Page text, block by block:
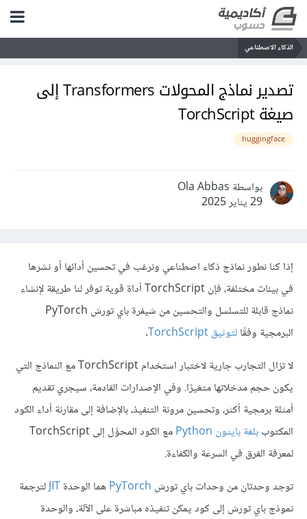
الذكاء الاصطناعي
تصدير نماذج المحولات Transformers إلى
صيغة TorchScript
huggingface
بواسطة Ola Abbas
29 يناير 2025
إذا كنا نطور نماذج ذكاء اصطناعي ونرغب في تحسين أدائها أو نشرها
في بيئات مختلفة، فإن TorchScript أداة قوية توفر لنا طريقة لإنشاء
نماذج قابلة للتسلسل والتحسين من شيفرة باي تورش PyTorch
البرمجية وفقًالتوثيق TorchScript
.
لا تزال التجارب جارية لاختبار استخدام TorchScript مع النماذج التي
يكون حجم مدخلاتها متغيرًا. وفي الإصدارات القادمة، سيجري تقديم
أمثلة برمجية أكثر، وتحسين مرونة التنفيذ، بالإضافة إلى مقارنة أداء الكود
المكتوببلغة بايثون Python
مع الكود المحوَّل إلى TorchScript
لمعرفة الفرق في السرعة والكفاءة.
توجد وحدتان من وحدات باي تورش PyTorchهما الوحدةJITلترجمة
نموذج باي تورش إلى كود يمكن تنفيذه مباشرة على الآلة،والوحدة